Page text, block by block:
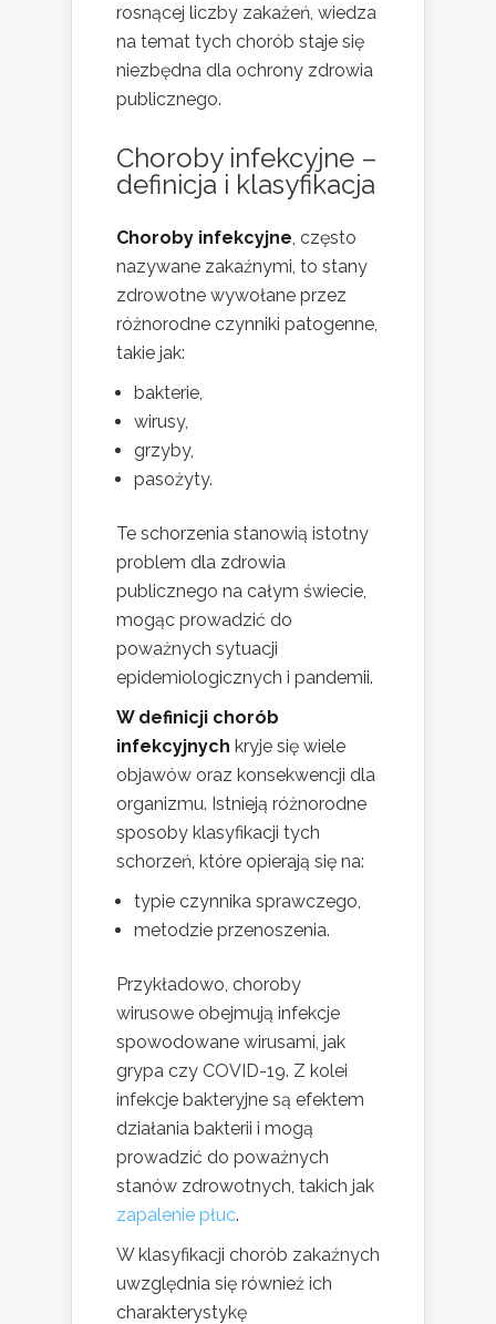
rosnącej liczby zakażeń, wiedza
na temat tych chorób staje się
niezbędna dla ochrony zdrowia
publicznego.
Choroby infekcyjne –
definicja i klasyfikacja
Choroby infekcyjne , często
nazywane zakaźnymi, to stany
zdrowotne wywołane przez
różnorodne czynniki patogenne,
takie jak:
bakterie,
wirusy,
grzyby,
pasożyty.
Te schorzenia stanowią istotny
problem dla zdrowia
publicznego na całym świecie,
mogąc prowadzić do
poważnych sytuacji
epidemiologicznych i pandemii.
W definicji chorób
infekcyjnych kryje się wiele
objawów oraz konsekwencji dla
organizmu. Istnieją różnorodne
sposoby klasyfikacji tych
schorzeń, które opierają się na:
typie czynnika sprawczego,
metodzie przenoszenia.
Przykładowo, choroby
wirusowe obejmują infekcje
spowodowane wirusami, jak
grypa czy COVID-19. Z kolei
infekcje bakteryjne są efektem
działania bakterii i mogą
prowadzić do poważnych
stanów zdrowotnych, takich jak
zapalenie płuc.
W klasyfikacji chorób zakaźnych
uwzględnia się również ich
charakterystykę